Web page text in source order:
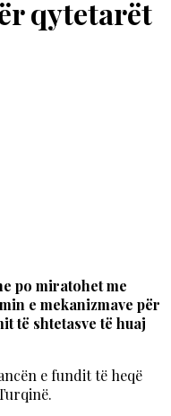
qytetarët
po miratohet me
e mekanizmave për
të shtetasve të huaj
e fundit të heqë